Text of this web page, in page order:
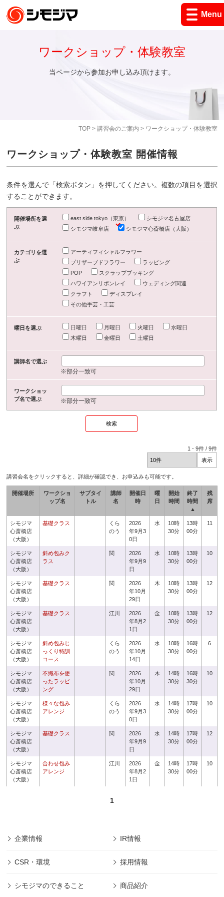
Menu
TOP> 講習会のご案内 > ワークショップ・体験教室
ワークショップ・体験教室
当ページから参加お申し込み頂けます。
ワークショップ・体験教室 開催情報
条件を選んで「検索ボタン」を押してください。複数の項目を選択
することができます。
開催場所を選
ぶ
east side tokyo（東京）
シモジマ名古屋店
シモジマ岐阜店
シモジマ心斎橋店（大阪）
カテゴリを選
ぶ
アーティフィシャルフラワー
プリザーブドフラワー
ラッピング
POP
スクラップブッキング
ハワイアンリボンレイ
ウェディング関連
クラフト
ディスプレイ
その他手芸・工芸
曜日を選ぶ 日曜日 月曜日 火曜日
水曜日
木曜日
金曜日 土曜日
講師名で選ぶ
※部分一致可
ワークショッ
プ名で選ぶ
※部分一致可
1 -9件 /9件
講習会名をクリックすると、詳細が確認でき、お申込みも可能です。
開催場所
ワークショ
ップ名
サブタイ
トル
講師
名
開催日
時
曜
日
開始
時間
終了
時間
▲
残
席
シモジマ
心斎橋店
（大阪）
基礎クラス
くら
のう
2026
年9月3
0日
水
10時
30分
13時
00分
11
シモジマ
心斎橋店
（大阪）
斜め包みク
ラス
関
2026
年9月9
日
水
10時
30分
13時
00分
10
シモジマ
心斎橋店
（大阪）
基礎クラス 関
2026
年10月
29日
木
10時
30分
13時
00分
12
シモジマ
心斎橋店
（大阪）
基礎クラス 江川
2026
年8月2
1日
金
10時
30分
13時
00分
12
シモジマ
心斎橋店
（大阪）
斜め包みじ
っくり特訓
コース
くら
のう
2026
年10月
14日
水
10時
30分
16時
00分
6
シモジマ
心斎橋店
（大阪）
不織布を使
ったラッピ
ング
関
2026
年10月
29日
木
14時
30分
16時
30分
10
シモジマ
心斎橋店
（大阪）
様々な包み
アレンジ
くら
のう
2026
年9月3
0日
水
14時
30分
17時
00分
10
シモジマ
心斎橋店
（大阪）
基礎クラス 関
2026
年9月9
日
水
14時
30分
17時
00分
12
シモジマ
心斎橋店
（大阪）
合わせ包み
アレンジ
江川
2026
年8月2
1日
金
14時
30分
17時
00分
10
1
企業情報 IR情報
CSR・環境 採用情報
シモジマのできること 商品紹介